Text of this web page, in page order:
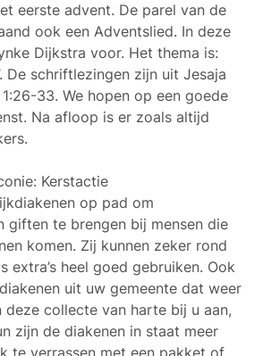
eerste advent. De parel van de
ook een Adventslied. In deze
Dijkstra voor. Het thema is:
De schriftlezingen zijn uit Jesaja
33. We hopen op een goede
Na afloop is er zoals altijd
Kerstactie
op pad om
giften te brengen bij mensen die
komen. Zij kunnen zeker rond
extra’s heel goed gebruiken. Ook
uit uw gemeente dat weer
deze collecte van harte bij u aan,
zijn de diakenen in staat meer
te verrassen met een pakket of